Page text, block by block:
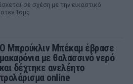
σε σχέση με την εικαστικό
Τομς
Ο Μπρούκλιν Μπέκαμ έβρασε
μακαρόνια με θαλασσινό νερό
και δέχτηκε ανελέητο
τρολάρισμα online